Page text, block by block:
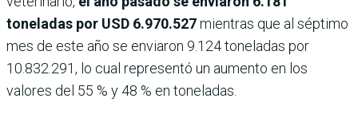
toneladas por USD 6.970.527mientras que al séptimo
mes de este año se enviaron 9.124 toneladas por
10.832.291, lo cual representó un aumento en los
valores del 55 % y 48 % en toneladas.